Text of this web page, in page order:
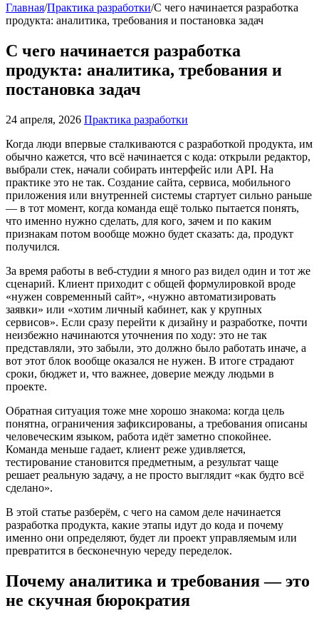
Главная/Практика разработки/С чего начинается разработка
продукта: аналитика, требования и постановка задач
С чего начинается разработка
продукта: аналитика, требования и
постановка задач
24 апреля, 2026 Практика разработки
Когда люди впервые сталкиваются с разработкой продукта, им
обычно кажется, что всё начинается с кода: открыли редактор,
выбрали стек, начали собирать интерфейс или API. На
практике это не так. Создание сайта, сервиса, мобильного
приложения или внутренней системы стартует сильно раньше
— в тот момент, когда команда ещё только пытается понять,
что именно нужно сделать, для кого, зачем и по каким
признакам потом вообще можно будет сказать: да, продукт
получился.
За время работы в веб-студии я много раз видел один и тот же
сценарий. Клиент приходит с общей формулировкой вроде
«нужен современный сайт», «нужно автоматизировать
заявки» или «хотим личный кабинет, как у крупных
сервисов». Если сразу перейти к дизайну и разработке, почти
неизбежно начинаются уточнения по ходу: это не так
представляли, это забыли, это должно было работать иначе, а
вот этот блок вообще оказался не нужен. В итоге страдают
сроки, бюджет и, что важнее, доверие между людьми в
проекте.
Обратная ситуация тоже мне хорошо знакома: когда цель
понятна, ограничения зафиксированы, а требования описаны
человеческим языком, работа идёт заметно спокойнее.
Команда меньше гадает, клиент реже удивляется,
тестирование становится предметным, а результат чаще
решает реальную задачу, а не просто выглядит «как будто всё
сделано».
В этой статье разберём, с чего на самом деле начинается
разработка продукта, какие этапы идут до кода и почему
именно они определяют, будет ли проект управляемым или
превратится в бесконечную череду переделок.
Почему аналитика и требования — это
не скучная бюрократия